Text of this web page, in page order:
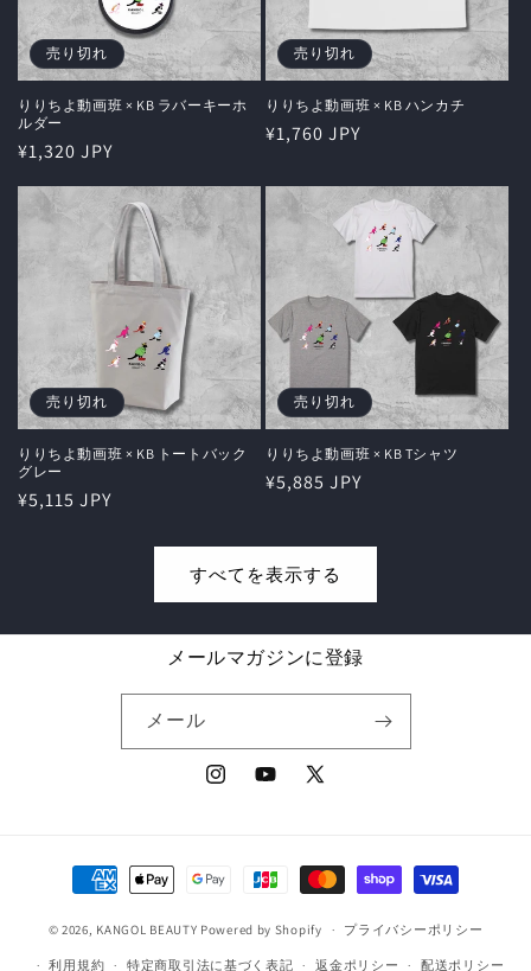
売り切れ
りりちよ動画班 × KB ラバーキーホ
ルダー
通
価
¥1,320 JPY
売り切れ
りりちよ動画班 × KB ハンカチ
通
価
格
¥1,760 JPY
売り切れ
りりちよ動画班 × KB トートバック
グレー
通
¥5,115 JPY
売り切れ
りりちよ動画班 × KB Tシャツ
通
格
¥5,885 JPY
すべてを表示する
メールマガジンに登録
メール
InstagramYouTube
X
決
済
方
法
© 2026, KANGOL BEAUTY Powered by Shopify プライバシーポリシー
利用規約 特定商取引法に基づく表記 返金ポリシー 配送ポリシー